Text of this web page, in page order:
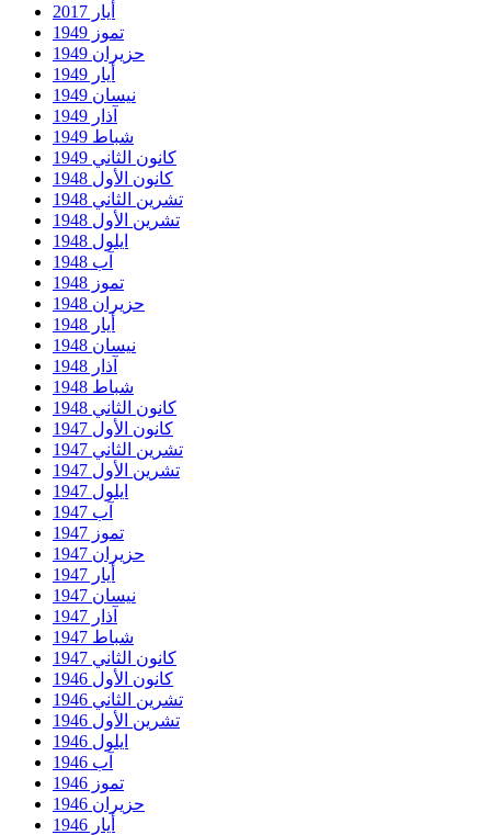
أيار 2017
تموز 1949
حزيران 1949
أيار 1949
نيسان 1949
آذار 1949
شباط 1949
كانون الثاني 1949
كانون الأول 1948
تشرين الثاني 1948
تشرين الأول 1948
ايلول 1948
آب 1948
تموز 1948
حزيران 1948
أيار 1948
نيسان 1948
آذار 1948
شباط 1948
كانون الثاني 1948
كانون الأول 1947
تشرين الثاني 1947
تشرين الأول 1947
ايلول 1947
آب 1947
تموز 1947
حزيران 1947
أيار 1947
نيسان 1947
آذار 1947
شباط 1947
كانون الثاني 1947
كانون الأول 1946
تشرين الثاني 1946
تشرين الأول 1946
ايلول 1946
آب 1946
تموز 1946
حزيران 1946
أيار 1946